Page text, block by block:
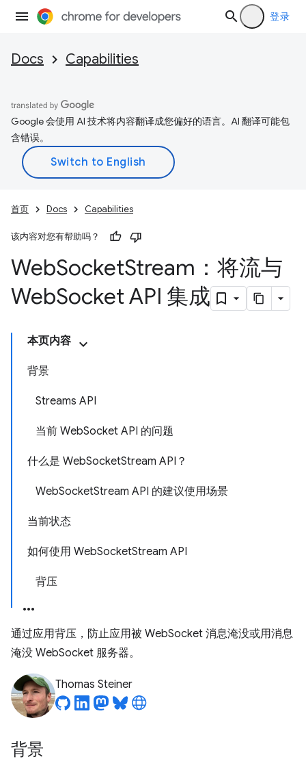
登录
Docs Capabilities
Google 会使用 AI 技术将内容翻译成您偏好的语言。AI 翻译可能包
含错误。
首页 Docs Capabilities
该内容对您有帮助吗？
WebSocketStream：将流与
WebSocket API 集成
本页内容
背景
Streams API
当前 WebSocket API 的问题
什么是 WebSocketStream API？
WebSocketStream API 的建议使用场景
当前状态
如何使用 WebSocketStream API
背压
通过应用背压，防止应用被 WebSocket 消息淹没或用消息
淹没 WebSocket 服务器。
Thomas Steiner
背景